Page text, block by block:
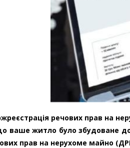
речових прав на
ваше житло було збудоване до
прав на нерухоме майно